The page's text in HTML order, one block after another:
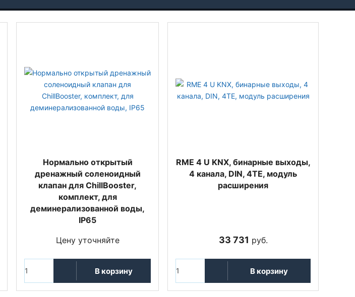
Нормально открытый
дренажный соленоидный
клапан для ChillBooster,
комплект, для
деминерализованной воды,
IP65
Цену уточняйте
В корзину
RME 4 U KNX, бинарные выходы,
4 канала, DIN, 4TE, модуль
расширения
33 731 руб.
В корзину